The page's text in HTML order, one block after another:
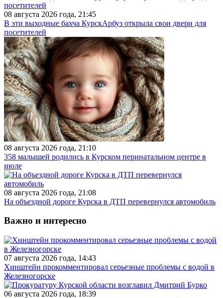
08 августа 2026 года, 21:45
В эти выходные бахча КурскАрбуз открыла свои двери для
посетителей
08 августа 2026 года, 21:10
358 малышей родились в Курском перинатальном центре в
июле
08 августа 2026 года, 21:08
На объездной дороге Курска в ДТП перевернулся автомобиль
Важно и интересно
07 августа 2026 года, 14:43
Хинштейн прокомментировал серьезные проблемы с водой в
Железногорске
06 августа 2026 года, 18:39